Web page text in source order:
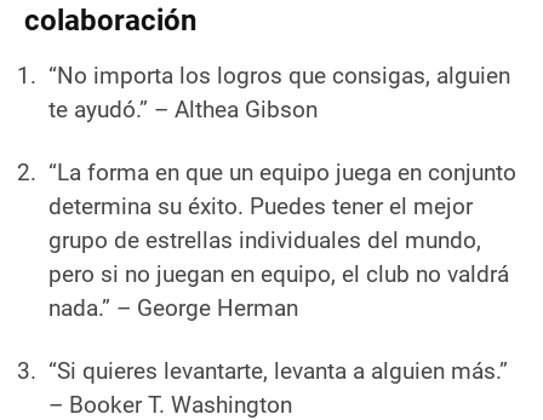
colaboración
“No importa los logros que consigas, alguien
te ayudó.” – Althea Gibson
“La forma en que un equipo juega en conjunto
determina su éxito. Puedes tener el mejor
grupo de estrellas individuales del mundo,
pero si no juegan en equipo, el club no valdrá
nada.” – George Herman
“Si quieres levantarte, levanta a alguien más.”
– Booker T. Washington